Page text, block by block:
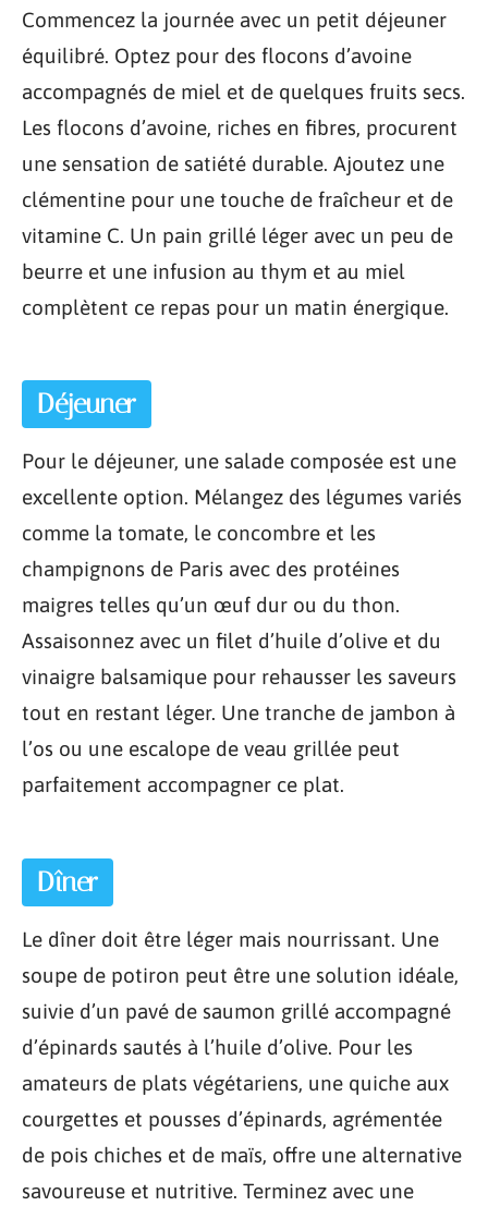
Commencez la journée avec un petit déjeuner
équilibré. Optez pour des flocons d’avoine
accompagnés de miel et de quelques fruits secs.
Les flocons d’avoine, riches en fibres, procurent
une sensation de satiété durable. Ajoutez une
clémentine pour une touche de fraîcheur et de
vitamine C. Un pain grillé léger avec un peu de
beurre et une infusion au thym et au miel
complètent ce repas pour un matin énergique.
Déjeuner
Pour le déjeuner, une salade composée est une
excellente option. Mélangez des légumes variés
comme la tomate, le concombre et les
champignons de Paris avec des protéines
maigres telles qu’un œuf dur ou du thon.
Assaisonnez avec un filet d’huile d’olive et du
vinaigre balsamique pour rehausser les saveurs
tout en restant léger. Une tranche de jambon à
l’os ou une escalope de veau grillée peut
parfaitement accompagner ce plat.
Dîner
Le dîner doit être léger mais nourrissant. Une
soupe de potiron peut être une solution idéale,
suivie d’un pavé de saumon grillé accompagné
d’épinards sautés à l’huile d’olive. Pour les
amateurs de plats végétariens, une quiche aux
courgettes et pousses d’épinards, agrémentée
de pois chiches et de maïs, offre une alternative
savoureuse et nutritive. Terminez avec une